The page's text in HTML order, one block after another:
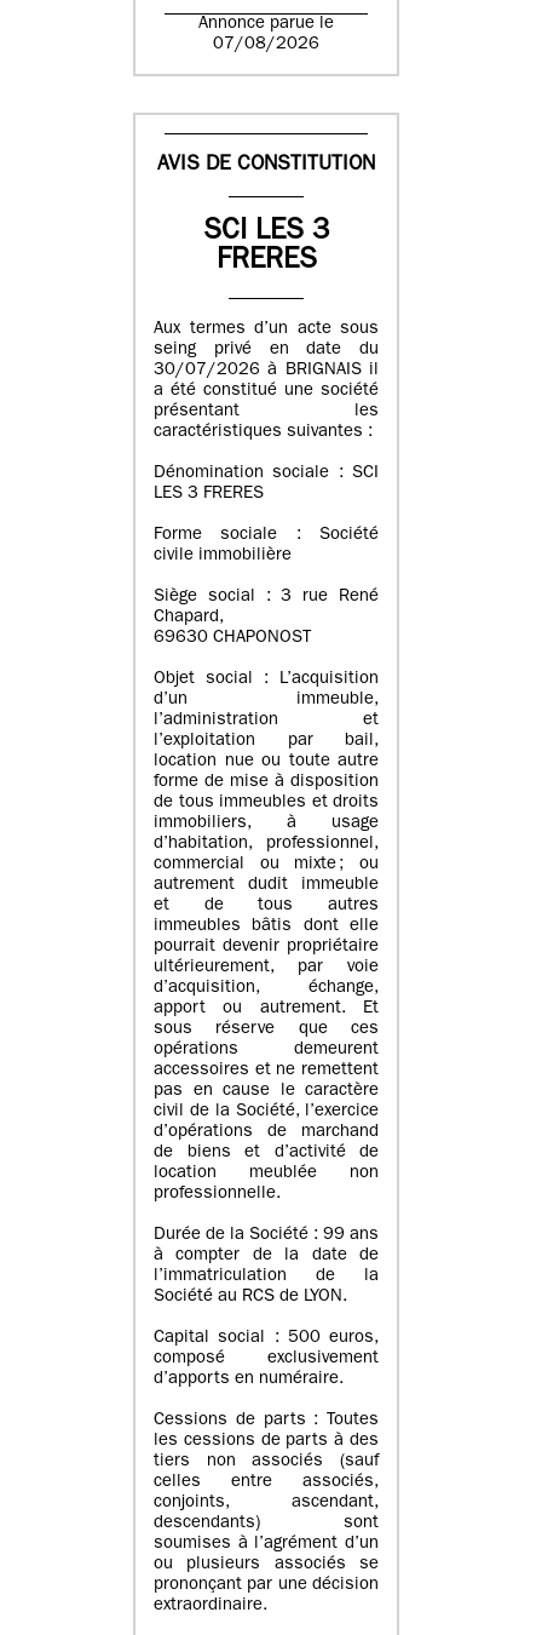
Annonce parue le
07/08/2026
AVIS DE CONSTITUTION
SCI LES 3
FRERES
Aux termes d’un acte sous
seing privé en date du
30/07/2026 à BRIGNAIS il
a été constitué une société
présentant les
caractéristiques suivantes :
Dénomination sociale : SCI
LES 3 FRERES
Forme sociale : Société
civile immobilière
Siège social : 3 rue René
Chapard,
69630 CHAPONOST
Objet social : L’acquisition
d’un immeuble,
l’administration et
l’exploitation par bail,
location nue ou toute autre
forme de mise à disposition
de tous immeubles et droits
immobiliers, à usage
d’habitation, professionnel,
commercial ou mixte ; ou
autrement dudit immeuble
et de tous autres
immeubles bâtis dont elle
pourrait devenir propriétaire
ultérieurement, par voie
d’acquisition, échange,
apport ou autrement. Et
sous réserve que ces
opérations demeurent
accessoires et ne remettent
pas en cause le caractère
civil de la Société, l’exercice
d’opérations de marchand
de biens et d’activité de
location meublée non
professionnelle.
Durée de la Société : 99 ans
à compter de la date de
l’immatriculation de la
Société au RCS de LYON.
Capital social : 500 euros,
composé exclusivement
d’apports en numéraire.
Cessions de parts : Toutes
les cessions de parts à des
tiers non associés (sauf
celles entre associés,
conjoints, ascendant,
descendants) sont
soumises à l’agrément d’un
ou plusieurs associés se
prononçant par une décision
extraordinaire.